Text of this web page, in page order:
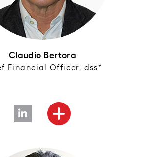
Claudio Bertora
Financial Officer, dss+